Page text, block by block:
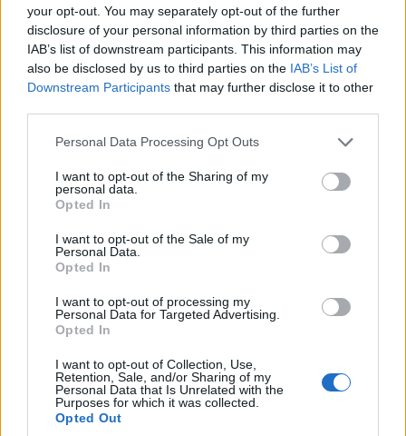
your opt-out. You may separately opt-out of the further
disclosure of your personal information by third parties on the
IAB’s list of downstream participants. This information may
also be disclosed by us to third parties on the IAB’s List of
Downstream Participants that may further disclose it to other
Please note that this website/app uses one or more Google
not limited to your visit or usage behaviour. You may click to
grant or deny consent to Google and its third-party tags to
use your data for below specified purposes in below Google
consent section.
Personal Data Processing Opt Outs
I want to opt-out of the Sharing of my
personal data.
Opted In
I want to opt-out of the Sale of my
Personal Data.
Opted In
I want to opt-out of processing my
Personal Data for Targeted Advertising.
Opted In
I want to opt-out of Collection, Use,
Retention, Sale, and/or Sharing of my
Personal Data that Is Unrelated with the
Purposes for which it was collected.
Opted Out